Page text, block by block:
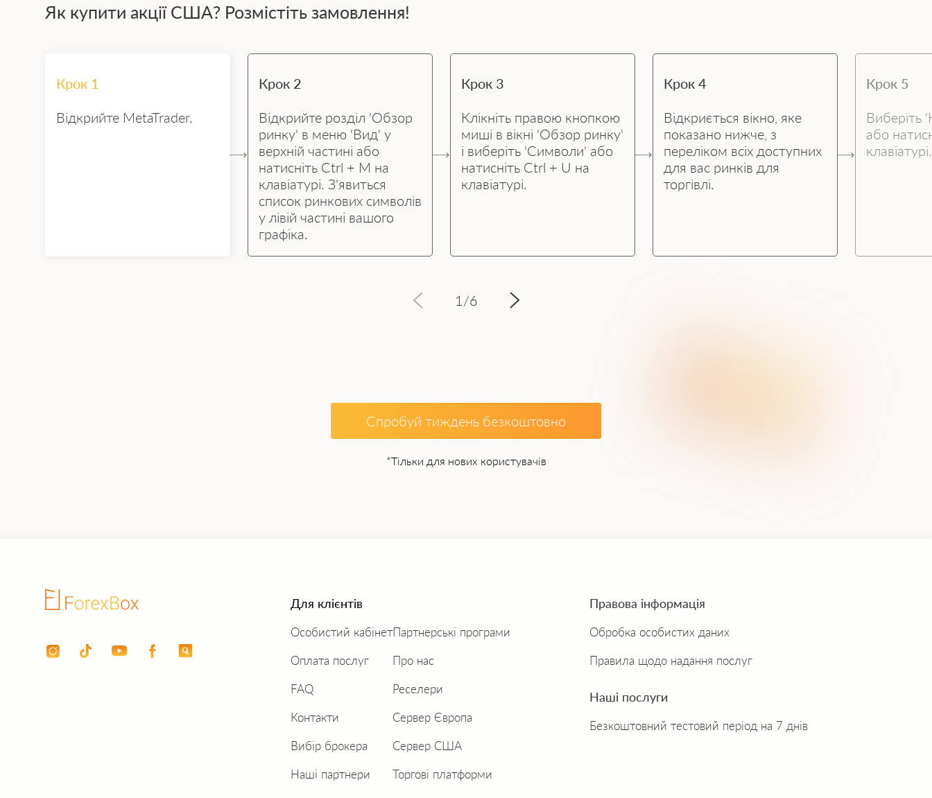
Як купити акції США? Розмістіть замовлення!
Крок 1
Відкрийте MetaTrader.
Крок 2
Відкрийте розділ 'Обзор
ринку' в меню 'Вид' у
верхній частині або
натисніть Ctrl + M на
клавіатурі. З'явиться
список ринкових символів
у лівій частині вашого
графіка.
Крок 3
Клікніть правою кнопкою
миші в вікні 'Обзор ринку'
і виберіть 'Символи' або
натисніть Ctrl + U на
клавіатурі.
Крок 4
Відкриється вікно, яке
показано нижче, з
переліком всіх доступних
для вас ринків для
торгівлі.
Крок 5
або
клавіатурі.
1 /6
Спробуй тиждень безкоштовно
*Тільки для нових користувачів
Для клієнтів
Особистий кабінет
Оплата послуг
FAQ
Контакти
Вибір брокера
Наші партнери
Партнерські програми
Про нас
Реселери
Сервер Європа
Сервер США
Торгові платформи
Правова інформація
Обробка особистих даних
Правила щодо надання послуг
Наші послуги
Безкоштовний тестовий період на 7 днів